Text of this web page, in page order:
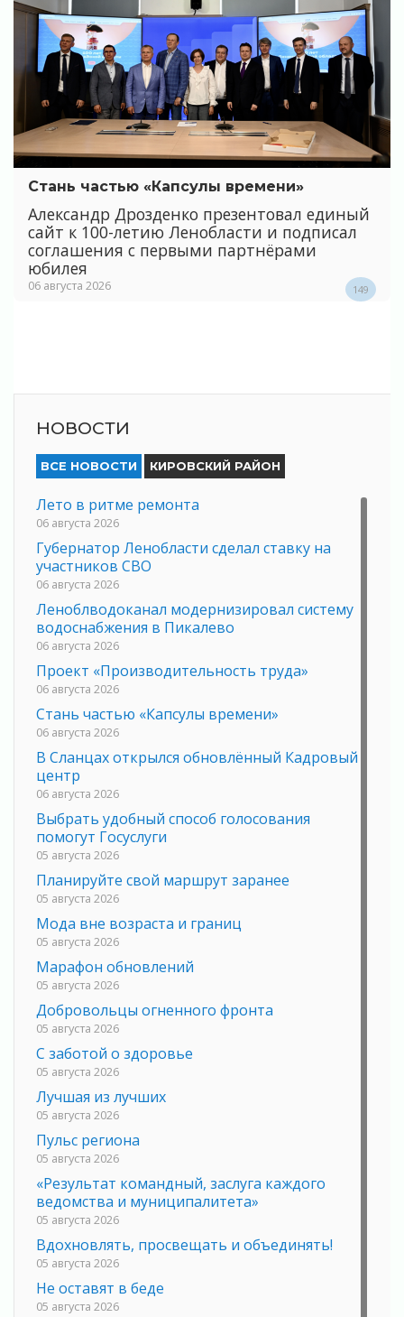
Стань частью «Капсулы времени»
Александр Дрозденко презентовал единый
сайт к 100-летию Ленобласти и подписал
соглашения с первыми партнёрами
юбилея
06 августа 2026 149
НОВОСТИ
ВСЕ НОВОСТИ КИРОВСКИЙ РАЙОН
Лето в ритме ремонта
06 августа 2026
Губернатор Ленобласти сделал ставку на
участников СВО
06 августа 2026
Леноблводоканал модернизировал систему
водоснабжения в Пикалево
06 августа 2026
Проект «Производительность труда»
06 августа 2026
Стань частью «Капсулы времени»
06 августа 2026
В Сланцах открылся обновлённый Кадровый
центр
06 августа 2026
Выбрать удобный способ голосования
помогут Госуслуги
05 августа 2026
Планируйте свой маршрут заранее
05 августа 2026
Мода вне возраста и границ
05 августа 2026
Марафон обновлений
05 августа 2026
Добровольцы огненного фронта
05 августа 2026
С заботой о здоровье
05 августа 2026
Лучшая из лучших
05 августа 2026
Пульс региона
05 августа 2026
«Результат командный, заслуга каждого
ведомства и муниципалитета»
05 августа 2026
Вдохновлять, просвещать и объединять!
05 августа 2026
Не оставят в беде
05 августа 2026